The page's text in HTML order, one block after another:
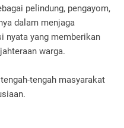
pelindung, pengayom,
dalam menjaga
nyata yang memberikan
warga.
tengah masyarakat